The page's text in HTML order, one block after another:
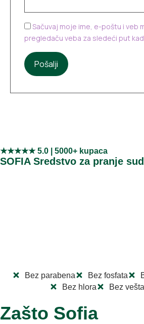
Sačuvaj moje ime, e-poštu i veb
pregledaču veba za sledeći put
★★★★★ 5.0 | 5000+ kupaca
SOFIA Sredstvo za pranje
Bez parabena Bez fosfata
Bez hlora
Bez
Zašto Sofia